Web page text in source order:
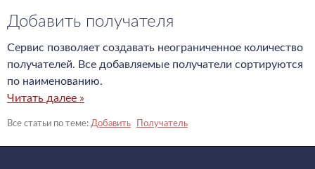
Добавить получателя
Сервис позволяет создавать неограниченное количество
получателей. Все добавляемые получатели сортируются
по наименованию.
Читать далее »
Добавить Получатель